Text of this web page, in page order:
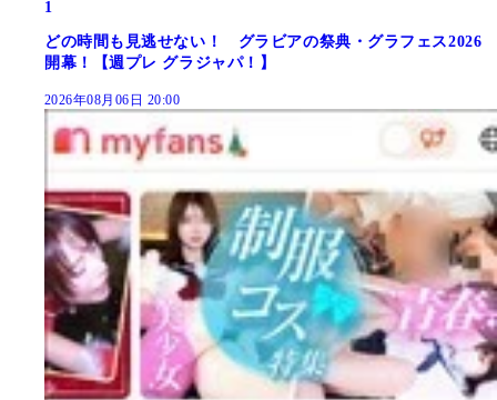
1
どの時間も見逃せない！ グラビアの祭典・グラフェス2026
開幕！【週プレ グラジャパ！】
2026年08月06日 20:00